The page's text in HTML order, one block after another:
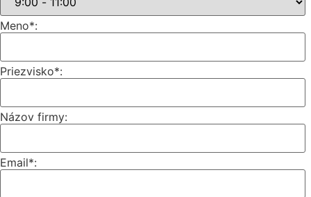
Meno*:
Priezvisko*:
Názov firmy:
Email*: